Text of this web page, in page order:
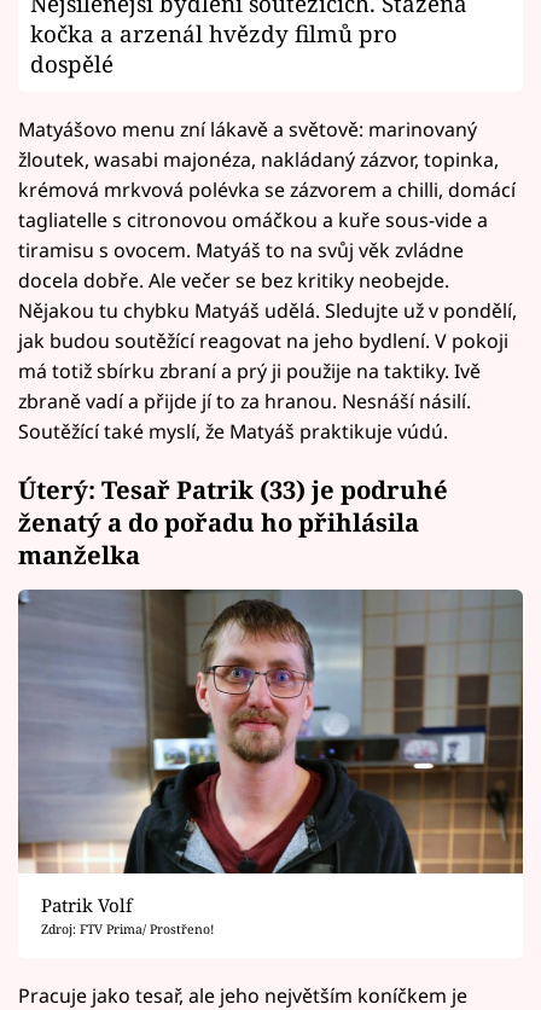
kočka a arzenál hvězdy filmů pro
dospělé
Matyášovo menu zní lákavě a světově: marinovaný
žloutek, wasabi majonéza, nakládaný zázvor, topinka,
krémová mrkvová polévka se zázvorem a chilli, domácí
tagliatelle s citronovou omáčkou a kuře sous-vide a
tiramisu s ovocem. Matyáš to na svůj věk zvládne
docela dobře. Ale večer se bez kritiky neobejde.
Nějakou tu chybku Matyáš udělá. Sledujte už v pondělí,
jak budou soutěžící reagovat na jeho bydlení. V pokoji
má totiž sbírku zbraní a prý ji použije na taktiky. Ivě
zbraně vadí a přijde jí to za hranou. Nesnáší násilí.
Soutěžící také myslí, že Matyáš praktikuje vúdú.
Úterý: Tesař Patrik (33) je podruhé
ženatý a do pořadu ho přihlásila
manželka
Patrik Volf
Zdroj: FTV Prima/ Prostřeno!
Pracuje jako tesař, ale jeho největším koníčkem je